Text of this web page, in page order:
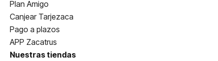
Plan Amigo
Canjear Tarjezaca
Pago a plazos
APP Zacatrus
Nuestras tiendas